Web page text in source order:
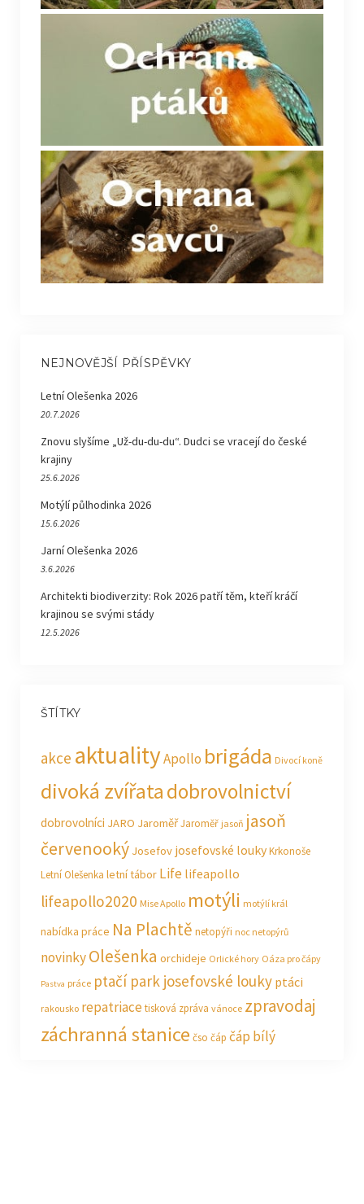
NEJNOVĚJŠÍ PŘÍSPĚVKY
Letní Olešenka 2026
20.7.2026
Znovu slyšíme „Už-du-du-du“. Dudci se vracejí do české
krajiny
25.6.2026
Motýlí půlhodinka 2026
15.6.2026
Jarní Olešenka 2026
3.6.2026
Architekti biodiverzity: Rok 2026 patří těm, kteří kráčí
krajinou se svými stády
12.5.2026
ŠTÍTKY
akce aktualityApollo brigáda Divocí koně
divoká zvířatadobrovolnictví
dobrovolníci JARO JaroměřJaroměř jasoň jasoň
červenooký Josefov josefovské loukyKrkonoše
Letní Olešenka letní tábor Life lifeapollo
lifeapollo2020 Mise Apollo motýli motýlí král
nabídka práce Na Plachtě netopýři noc netopýrů
novinkyOlešenka orchideje Orlické hory Oáza pro čápy
Pastva práce ptačí park josefovské louky ptáci
rakousko repatriacetisková zpráva vánoce zpravodaj
záchranná stanice čso čáp čáp bílý